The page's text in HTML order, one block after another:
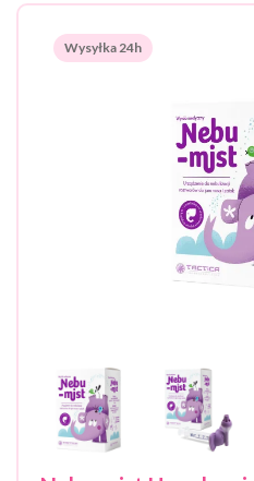
Wysyłka 24h